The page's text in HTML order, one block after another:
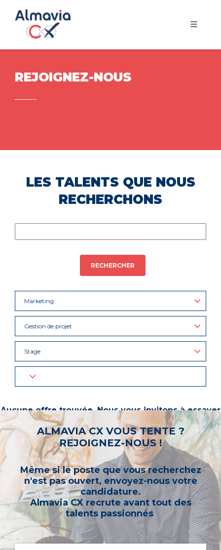
REJOIGNEZ-NOUS
LES TALENTS QUE NOUS
RECHERCHONS
RECHERCHER
Marketing
Gestion de projet
Stage
Aucune offre trouvée. Nous vous invitons à essayer
d’autres mots-clés ou à sélectionner un « métier ».
ALMAVIA CX VOUS TENTE ?
REJOIGNEZ-NOUS !
Même si le poste que vous recherchez
n'est pas ouvert, envoyez-nous votre
candidature.
Almavia CX recrute avant tout des
talents passionnés